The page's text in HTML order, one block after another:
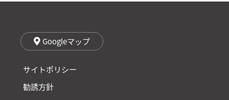
Googleマップ
サイトポリシー
勧誘方針